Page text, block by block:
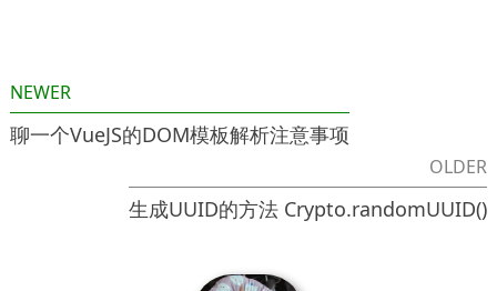
NEWER
聊一个VueJS的DOM模板解析注意事项
OLDER
生成UUID的方法 Crypto.randomUUID()